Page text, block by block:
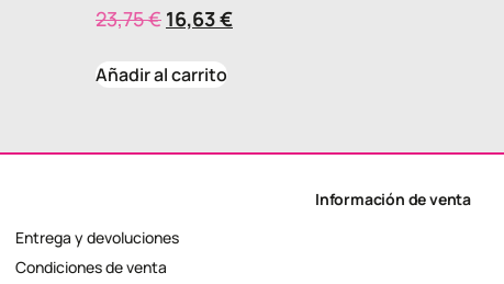
23,75€ 16,63€
Añadir al carrito
Información de venta
Entrega y devoluciones
Condiciones de venta